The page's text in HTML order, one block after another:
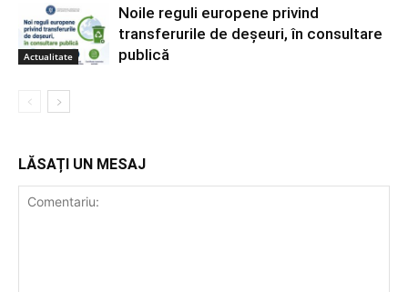
Actualitate
Noile reguli europene privind
transferurile de deșeuri, în consultare
publică
LĂSAȚI UN MESAJ